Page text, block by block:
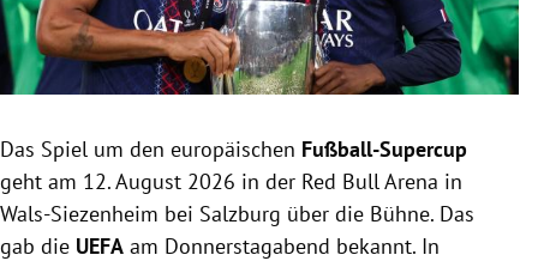
Untermenü
Untermenü
Untermenü
Das Spiel um den europäischen Fußball-Supercup
geht am 12. August 2026 in der Red Bull Arena in
Wals-Siezenheim bei Salzburg über die Bühne. Das
gab die UEFA am Donnerstagabend bekannt. In